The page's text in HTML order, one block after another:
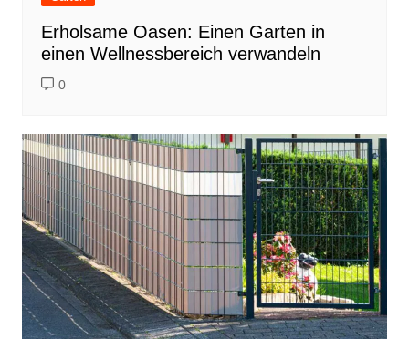
Erholsame Oasen: Einen Garten in
einen Wellnessbereich verwandeln
0